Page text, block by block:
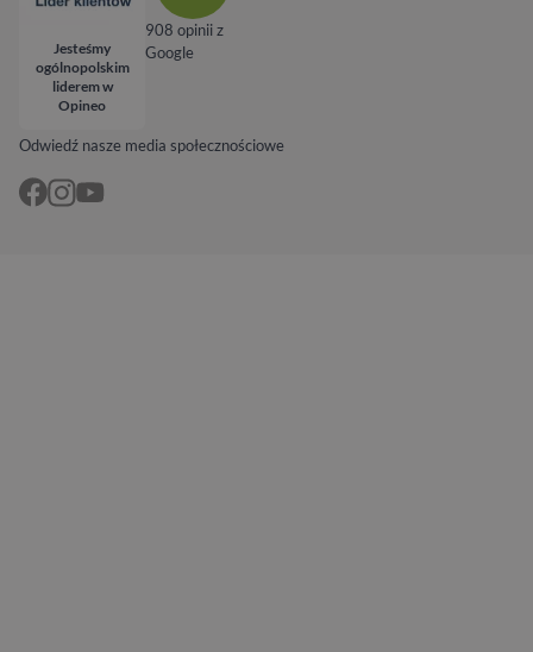
Odwiedź nasze media społecznościowe
Jesteśmy
ogólnopolskim
liderem w
Opineo
908 opinii z
Google